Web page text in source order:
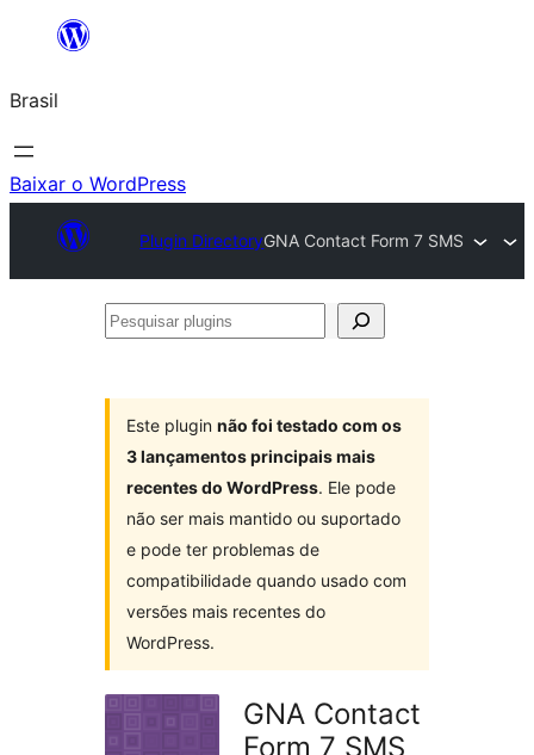
o
conteúdo
Brasil
Baixar o WordPress
Plugin DirectoryGNA Contact Form 7 SMS
Pesquisar
Este plugin não foi testado com os
3 lançamentos principais mais
recentes do WordPress. Ele pode
não ser mais mantido ou suportado
e pode ter problemas de
compatibilidade quando usado com
versões mais recentes do
WordPress.
GNA Contact
Form 7 SMS